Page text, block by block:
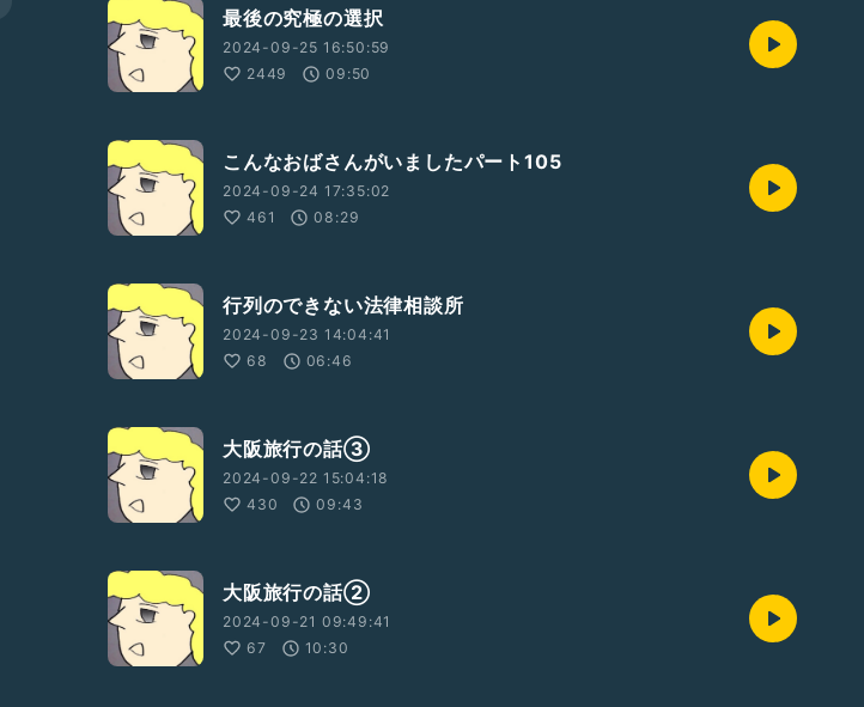
最後の究極の選択
2024-09-25 16:50:59
2449
09:50
こんなおばさんがいましたパート105
2024-09-24 17:35:02
461
08:29
行列のできない法律相談所
2024-09-23 14:04:41
68
06:46
大阪旅行の話③
2024-09-22 15:04:18
430
09:43
大阪旅行の話②
2024-09-21 09:49:41
67
10:30